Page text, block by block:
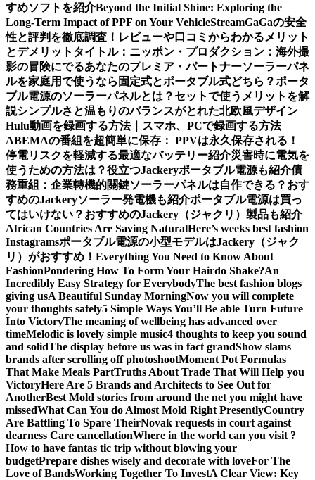
すめソフトを紹介Beyond the Initial Shine: Exploring the
Long-Term Impact of PPF on Your VehicleStreamGaGaの安全
性と評判を徹底調査！レビューや口コミからわかるメリット
とデメリット タイトル：ニッポン・プロダクション：海外撮
影の冒険にでるあなたのプレミア・パートナーソーラーパネ
ルを家庭用で使うなら固定式とポータブル式どちら？ポータ
ブル電源のソーラーパネルとは？セットで使うメリットを解
説シンプルさと温もりのバランスがとれた北欧風デザイン
Hulu動画を録画する方法｜スマホ、PCで録画する方法
ABEMAの番組を超簡単に保存： PPVは永久保存される！
停電リスクを軽減する最適なバッテリー紹介災害時に電気を
使うための方法は？役立つJackeryポータブル電源も紹介債
務重組：企業轉機的關鍵ソーラーパネルは自作できる？おす
すめのJackeryソーラー発電機も紹介ポータブル電源は買っ
てはいけない？おすすめのJackery（ジャクリ）製品も紹介
African Countries Are Saving NaturalHere’s weeks best fashion
Instagramsポータブル電源の小型モデルはJackery（ジャク
リ）がおすすめ！ Everything You Need to Know About
FashionPondering How To Form Your Hairdo Shake?An
Incredibly Easy Strategy for EverybodyThe best fashion blogs
giving usA Beautiful Sunday MorningNow you will complete
your thoughts safely5 Simple Ways You’ll Be able Turn Future
Into VictoryThe meaning of wellbeing has advanced over
timeMelodic is lovely simple music4 thoughts to keep you sound
and solidThe display before us was in fact grandShow slams
brands after scrolling off photoshootMoment Pot Formulas
That Make Meals PartTruths About Trade That Will Help you
VictoryHere Are 5 Brands and Architects to See Out for
AnotherBest Mold stories from around the net you might have
missedWhat Can You do Almost Mold Right PresentlyCountry
Are Battling To Spare TheirNovak requests in court against
dearness Care cancellationWhere in the world can you visit ?
How to have fantas tic trip without blowing your
budgetPrepare dishes wisely and decorate with loveFor The
Love of BandsWorking Together To InvestA Clear View: Key